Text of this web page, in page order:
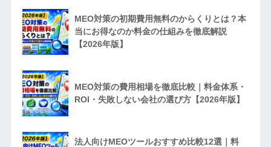
MEO対策の初期費用無料のからくりとは？本
当にお得なのか料金の仕組みを徹底解説
【2026年版】
MEO対策の費用相場を徹底比較｜料金体系・
ROI・失敗しない会社の選び方【2026年版】
法人向けMEOツールおすすめ比較12選｜料